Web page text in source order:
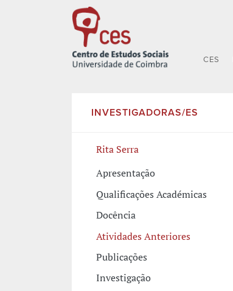
CES
INVESTIGADORAS/ES
Rita Serra
Apresentação
Qualificações Académicas
Docência
Atividades Anteriores
Publicações
Investigação